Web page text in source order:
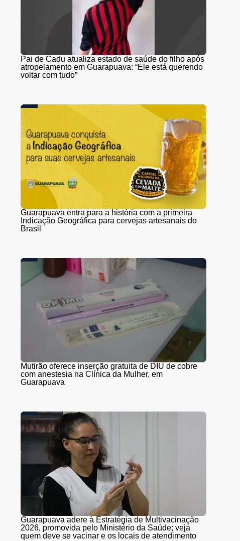
Pai de Cadu atualiza estado de saúde do filho após
atropelamento em Guarapuava: “Ele está querendo
voltar com tudo”
Guarapuava entra para a história com a primeira
Indicação Geográfica para cervejas artesanais do
Brasil
Mutirão oferece inserção gratuita de DIU de cobre
com anestesia na Clínica da Mulher, em
Guarapuava
Guarapuava adere à Estratégia de Multivacinação
2026, promovida pelo Ministério da Saúde; veja
quem deve se vacinar e os locais de atendimento